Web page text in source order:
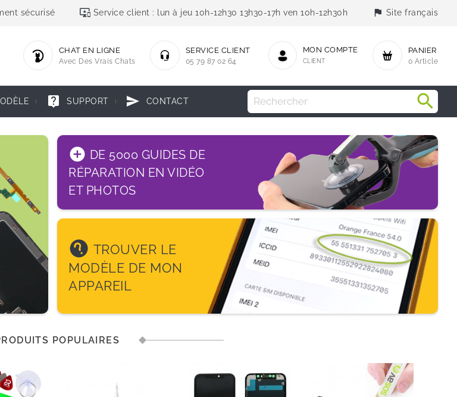
sécurisé important_devices Service client : lun à jeu 10h-12h30 13h30-17h ven 10h-12h30h flag Site français
PANIER
0 Article
MON COMPTE
CLIENT
SERVICE CLIENT
05 79 87 02 64
CHAT EN LIGNE
Avec Des Vrais Chats
live_help SUPPORT send CONTACT
add_circle DE 5000 GUIDES DE
RÉPARATION EN VIDÉO
ET PHOTOS
helpTROUVER LE
MODÈLE DE MON
APPAREIL
POPULAIRES